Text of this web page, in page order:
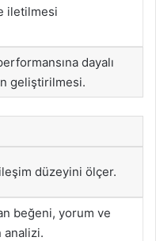
iletilmesi
dayalı
geliştirilmesi.
düzeyini ölçer.
beğeni, yorum ve
analizi.